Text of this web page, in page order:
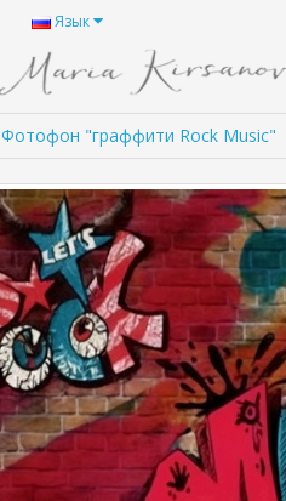
Язык
Фотофон "граффити Rock Music"